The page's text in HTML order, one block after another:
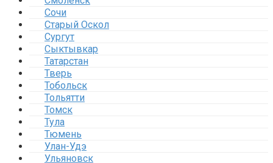
Сочи
Старый Оскол
Сургут
Сыктывкар
Татарстан
Тверь
Тобольск
Тольятти
Томск
Тула
Тюмень
Улан-Удэ
Ульяновск